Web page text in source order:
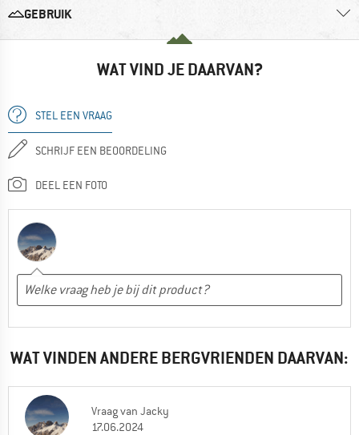
GEBRUIK
WAT VIND JE DAARVAN?
STEL EEN VRAAG
SCHRIJF EEN BEOORDELING
DEEL EEN FOTO
WAT VINDEN ANDERE BERGVRIENDEN DAARVAN:
Vraagvan Jacky
17.06.2024